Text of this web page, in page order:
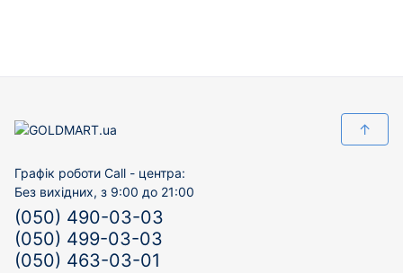
↑
Графік роботи Call - центра:
Без вихідних, з 9:00 до 21:00
(050) 490-03-03
(050) 499-03-03
(050) 463-03-01